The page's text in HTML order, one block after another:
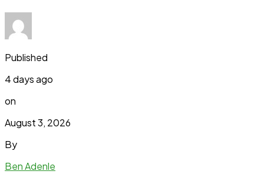
Published
4 days ago
on
August 3, 2026
By
Ben Adenle